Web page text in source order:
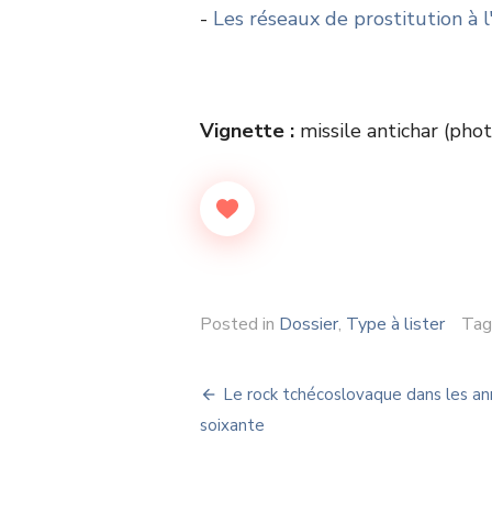
- Les réseaux de prostitution à
Vignette : missile antichar
Posted in Dossier, Type à lister
Navigation
de
Le rock tchécoslovaque dans les
soixante